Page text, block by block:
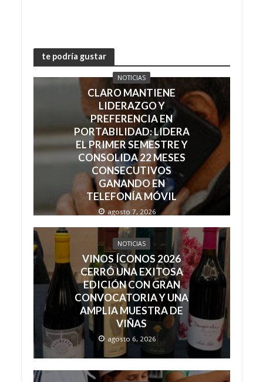
te podría gustar
NOTICIAS
CLARO MANTIENE
LIDERAZGO Y
PREFERENCIA EN
PORTABILIDAD: LIDERA
EL PRIMER SEMESTRE Y
CONSOLIDA 22 MESES
CONSECUTIVOS
GANANDO EN
TELEFONÍA MÓVIL
agosto 7, 2026
NOTICIAS
VINOS ÍCONOS 2026
CERRÓ UNA EXITOSA
EDICIÓN CON GRAN
CONVOCATORIA Y UNA
AMPLIA MUESTRA DE
VIÑAS
agosto 6, 2026